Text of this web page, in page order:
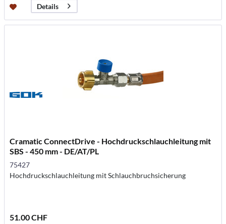
Details
Cramatic ConnectDrive - Hochdruckschlauchleitung mit
SBS - 450 mm - DE/AT/PL
75427
Hochdruckschlauchleitung mit Schlauchbruchsicherung
51.00 CHF